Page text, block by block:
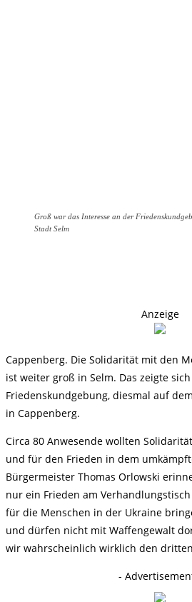
Groß war das Interesse an der
Stadt Selm
Anzeige
Cappenberg. Die Solidarität mit den
ist weiter groß in Selm. Das zeigte
Friedenskundgebung, diesmal auf
in Cappenberg.
Circa 80 Anwesende wollten
und für den Frieden in dem
Bürgermeister Thomas Orlowski
nur ein Frieden am
für die Menschen in der Ukraine
und dürfen nicht mit Waffengewalt
wir wahrscheinlich wirklich den
-